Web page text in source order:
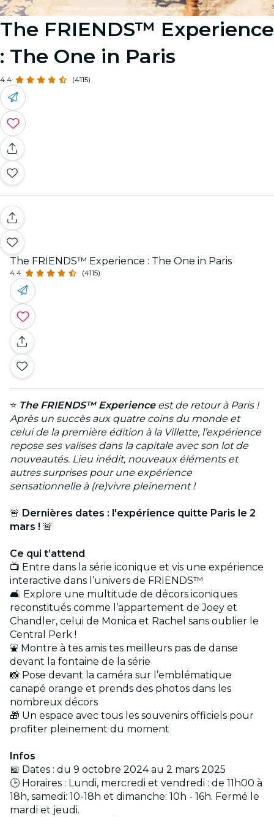
The FRIENDS™ Experience
: The One in Paris
4.4 (4115)
The FRIENDS™ Experience : The One in Paris
4.4 (4115)
⭐ The FRIENDS™ Experienceest de retour à Paris !
Après un succès aux quatre coins du monde et
celui de la première édition à la Villette, l’expérience
repose ses valises dans la capitale avec son lot de
nouveautés. Lieu inédit, nouveaux éléments et
autres surprises pour une expérience
sensationnelle à (re)vivre pleinement !
🚨 Dernières dates : l'expérience quitte Paris le 2
mars ! 🚨
Ce qui t’attend
📺 Entre dans la série iconique et vis une expérience
interactive dans l’univers de FRIENDS™
🛋️ Explore une multitude de décors iconiques
reconstitués comme l’appartement de Joey et
Chandler, celui de Monica et Rachel sans oublier le
Central Perk !
⛲ Montre à tes amis tes meilleurs pas de danse
devant la fontaine de la série
📸 Pose devant la caméra sur l’emblématique
canapé orange et prends des photos dans les
nombreux décors
🎁 Un espace avec tous les souvenirs officiels pour
profiter pleinement du moment
Infos
📅 Dates : du 9 octobre 2024 au 2 mars 2025
🕒 Horaires : Lundi, mercredi et vendredi : de 11h00 à
18h, samedi: 10-18h et dimanche: 10h - 16h. Fermé le
mardi et jeudi.